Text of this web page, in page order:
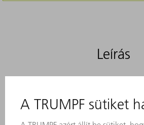
Leírás
megakadályozzák a
lemezalkatrészein. Stabilitásuk
és tartós anyagból készültek.